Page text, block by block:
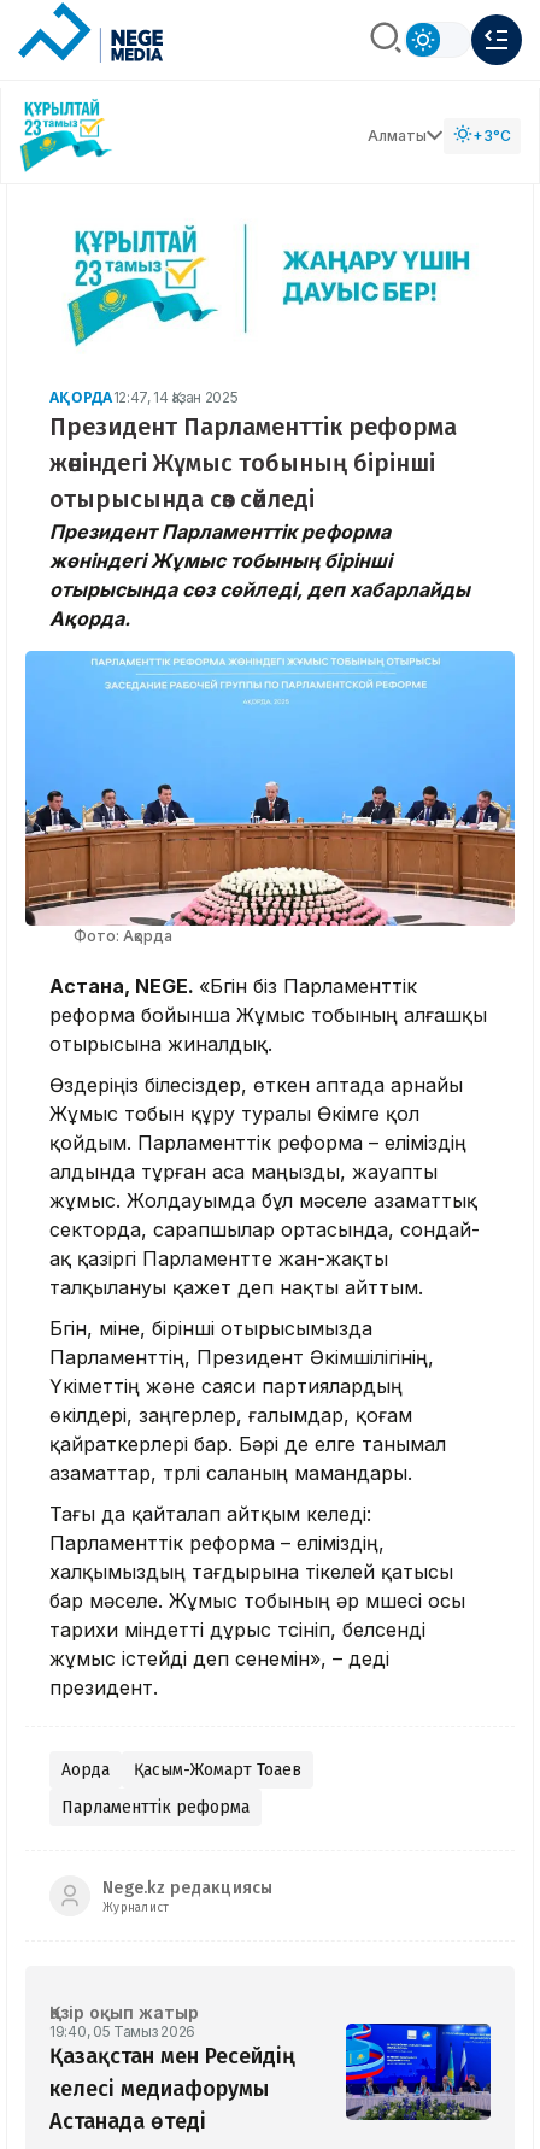
Алматы +3°C
АҚОРДА12:47, 14 Қазан 2025
Президент Парламенттік реформа
жөніндегі Жұмыс тобының бірінші
отырысында сөз сөйледі
Президент Парламенттік реформа
жөніндегі Жұмыс тобының бірінші
отырысында сөз сөйледі, деп хабарлайды
Ақорда.
Фото: Ақорда
Астана, NEGE. «Бүгін біз Парламенттік
реформа бойынша Жұмыс тобының алғашқы
отырысына жиналдық.
Өздеріңіз білесіздер, өткен аптада арнайы
Жұмыс тобын құру туралы Өкімге қол
қойдым. Парламенттік реформа – еліміздің
алдында тұрған аса маңызды, жауапты
жұмыс. Жолдауымда бұл мәселе азаматтық
секторда, сарапшылар ортасында, сондай-
ақ қазіргі Парламентте жан-жақты
талқылануы қажет деп нақты айттым.
Бүгін, міне, бірінші отырысымызда
Парламенттің, Президент Әкімшілігінің,
Үкіметтің және саяси партиялардың
өкілдері, заңгерлер, ғалымдар, қоғам
қайраткерлері бар. Бәрі де елге танымал
азаматтар, түрлі саланың мамандары.
Тағы да қайталап айтқым келеді:
Парламенттік реформа – еліміздің,
халқымыздың тағдырына тікелей қатысы
бар мәселе. Жұмыс тобының әр мүшесі осы
тарихи міндетті дұрыс түсініп, белсенді
жұмыс істейді деп сенемін», – деді
президент.
Ақорда
Қасым-Жомарт Тоқаев
Парламенттік реформа
Nege.kz редакциясы
Журналист
Қазір оқып жатыр
19:40, 05 Тамыз 2026
Қазақстан мен Ресейдің
келесі медиафорумы
Астанада өтеді